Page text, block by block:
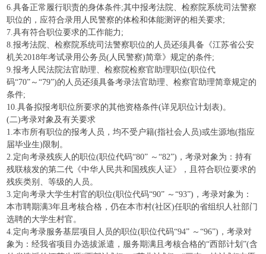
6.具备正常履行职责的身体条件;其中报考法院、检察院系统司法警察
职位的，应符合录用人民警察的体检和体能测评的相关要求;
7.具有符合职位要求的工作能力;
8.报考法院、检察院系统司法警察职位的人员还须具备《江苏省公安
机关2018年考试录用公务员(人民警察)简章》规定的条件;
9.报考人民法院法官助理、检察院检察官助理职位(职位代
码“70”～“79”)的人员还须具备考录法官助理、检察官助理简章规定的
条件;
10.具备拟报考职位所要求的其他资格条件(详见职位计划表)。
(二)考录对象及有关要求
1.本市所有职位的报考人员，均不受户籍(指社会人员)或生源地(指应
届毕业生)限制。
2.定向考录残疾人的职位(职位代码“80” ～“82”)，考录对象为：持有
残联核发的第二代《中华人民共和国残疾人证》，且符合职位要求的
残疾类别、等级的人员。
3.定向考录大学生村官的职位(职位代码“90” ～“93”)，考录对象为：
本市聘期满3年且考核合格，仍在本市村(社区)任职的省组织人社部门
选聘的大学生村官。
4.定向考录服务基层项目人员的职位(职位代码“94” ～“96”)，考录对
象为：经我省项目办选拔派遣，服务期满且考核合格的“西部计划”(含